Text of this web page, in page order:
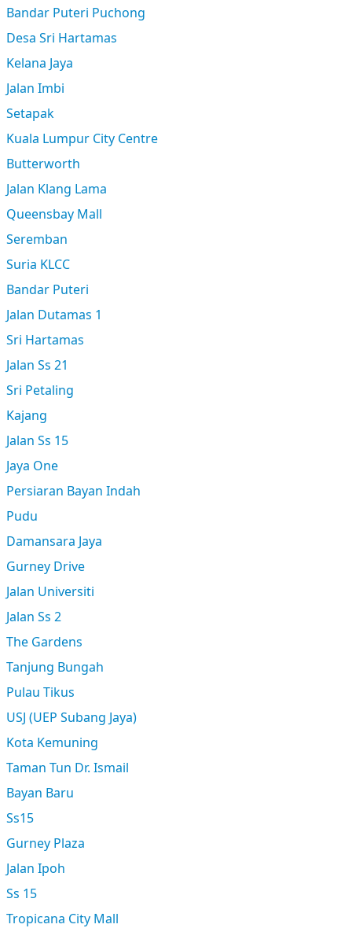
Bandar Puteri Puchong
Desa Sri Hartamas
Kelana Jaya
Jalan Imbi
Setapak
Kuala Lumpur City Centre
Butterworth
Jalan Klang Lama
Queensbay Mall
Seremban
Suria KLCC
Bandar Puteri
Jalan Dutamas 1
Sri Hartamas
Jalan Ss 21
Sri Petaling
Kajang
Jalan Ss 15
Jaya One
Persiaran Bayan Indah
Pudu
Damansara Jaya
Gurney Drive
Jalan Universiti
Jalan Ss 2
The Gardens
Tanjung Bungah
Pulau Tikus
USJ (UEP Subang Jaya)
Kota Kemuning
Taman Tun Dr. Ismail
Bayan Baru
Ss15
Gurney Plaza
Jalan Ipoh
Ss 15
Tropicana City Mall